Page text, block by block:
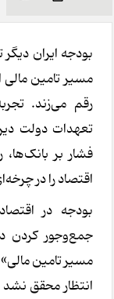
بودجه ایران
مسیر تامین
رقم می‌زند.
تعهدات دولت
فشار بر بانک‌ها،
اقتصاد را در
بودجه در
جمع‌وجور کردن
مسیر تامین
انتظار محقق نشد